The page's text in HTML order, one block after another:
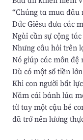
“Chúng ta mua đâu
Ðức Giêsu đưa các
Ngài cần sự cộng
Nhưng câu hỏi trên
Nó giúp các môn
Dù có một số tiền
Khi con người bất
Năm cái bánh lúa
từ tay một cậu bé
đã trở nên lương